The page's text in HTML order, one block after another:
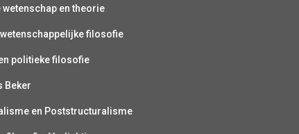
en theorie
filosofie
politieke filosofie
Beker
en Poststructuralisme